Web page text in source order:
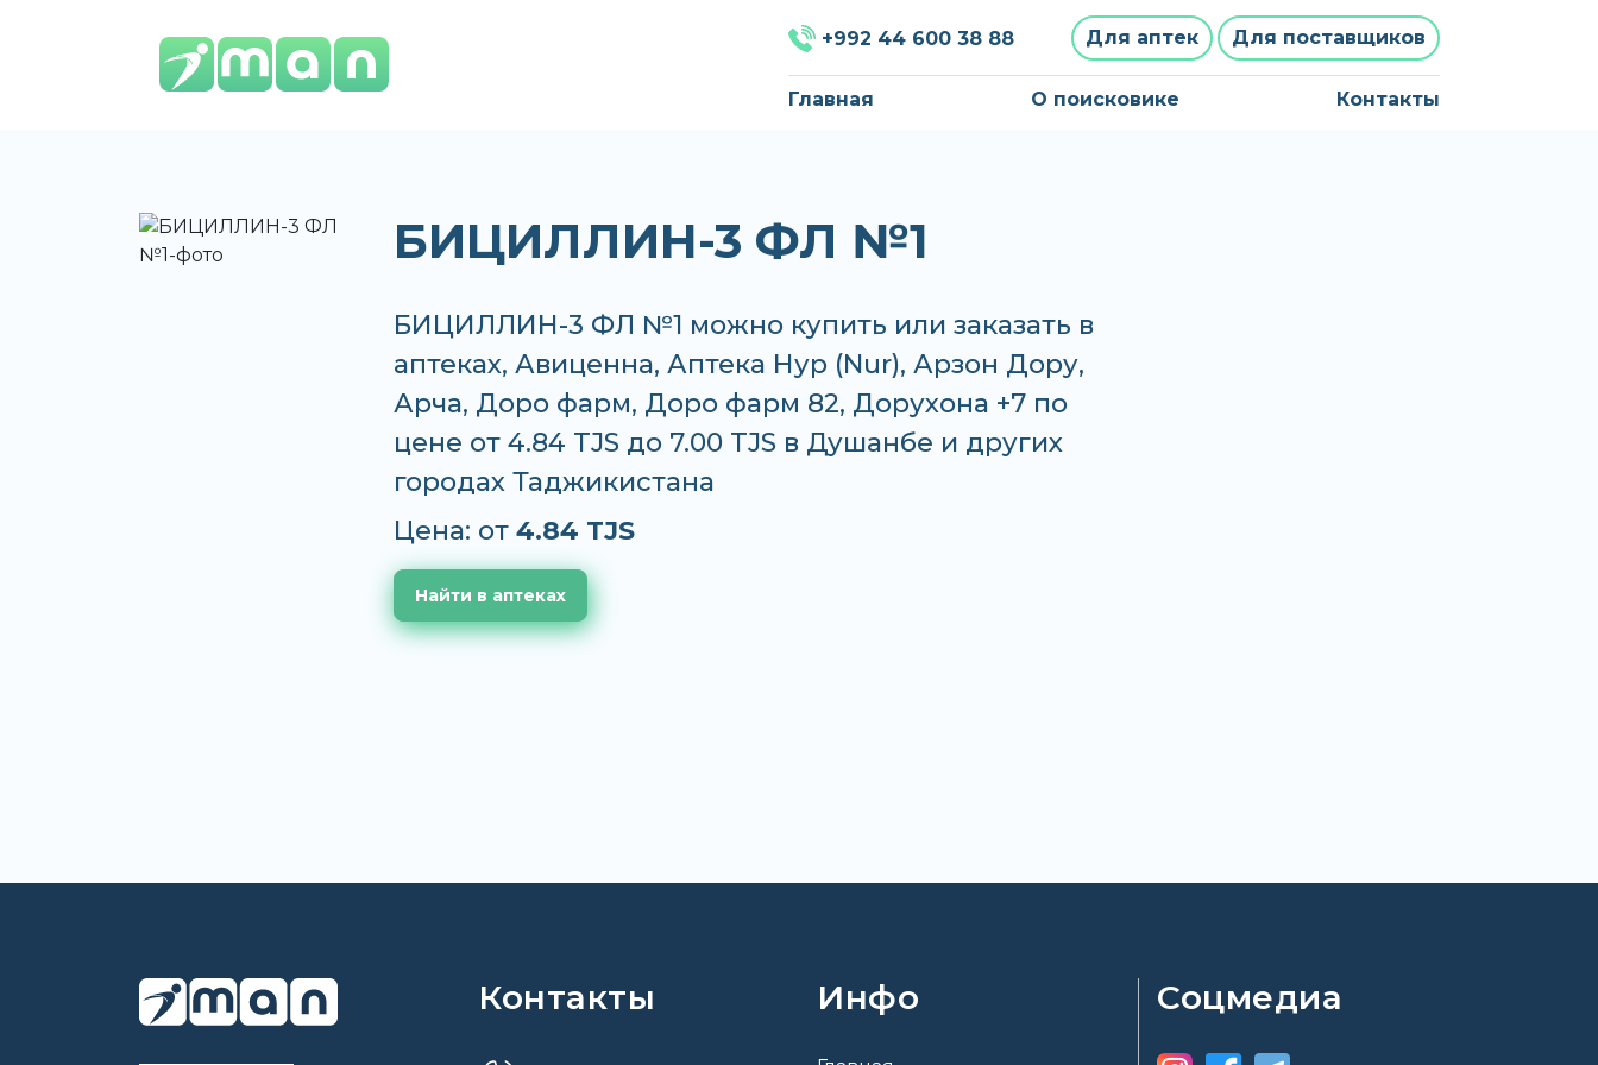
+992 44 600 38 88 Для аптек Для поставщиков
Главная О поисковике Контакты
БИЦИЛЛИН-3 ФЛ №1
БИЦИЛЛИН-3 ФЛ №1 можно купить или заказать в
аптеках, Авиценна, Аптека Нур (Nur), Арзон Дору,
Арча, Доро фарм, Доро фарм 82, Дорухона +7 по
цене от 4.84 TJS до 7.00 TJS в Душанбе и других
городах Таджикистана
Цена: от 4.84 TJS
Найти в аптеках
Контакты Инфо Соцмедиа